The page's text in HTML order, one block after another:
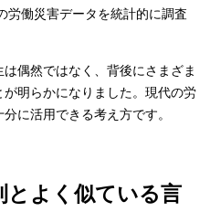
労働災害データを統計的に調査
偶然ではなく、背後にさまざま
明らかになりました。現代の労
に活用できる考え方です。
とよく似ている言